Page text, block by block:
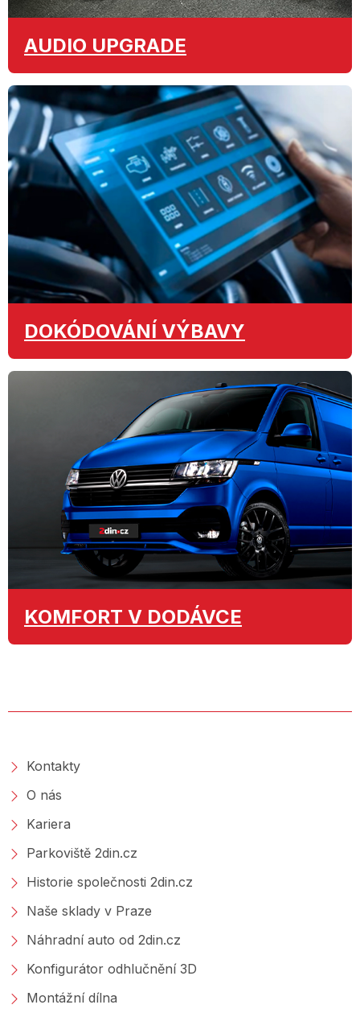
AUDIO UPGRADE
DOKÓDOVÁNÍ VÝBAVY
KOMFORT V DODÁVCE
Kontakty
O nás
Kariera
Parkoviště 2din.cz
Historie společnosti 2din.cz
Naše sklady v Praze
Náhradní auto od 2din.cz
Konfigurátor odhlučnění 3D
Montážní dílna